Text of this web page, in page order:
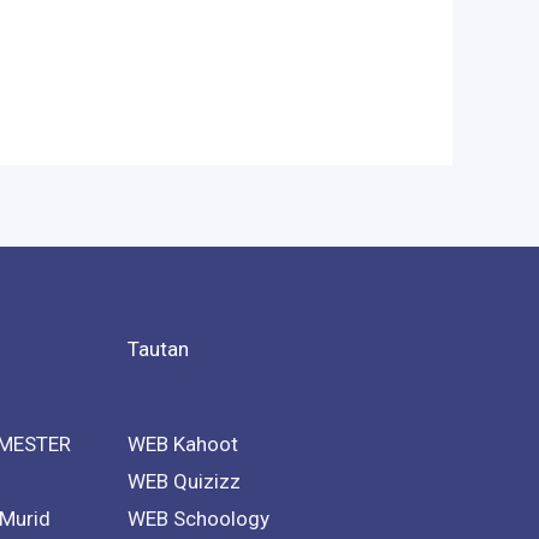
Tautan
WEB Kahoot
WEB Quizizz
WEB Schoology